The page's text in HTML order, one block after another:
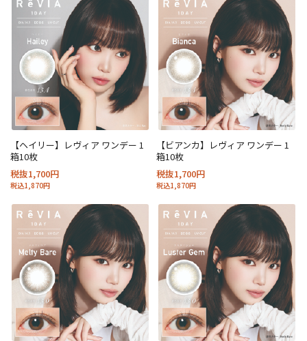
【ヘイリー】レヴィア ワンデー 1
箱10枚
税抜1,700円
税込1,870円
【ビアンカ】レヴィア ワンデー 1
箱10枚
税抜1,700円
税込1,870円